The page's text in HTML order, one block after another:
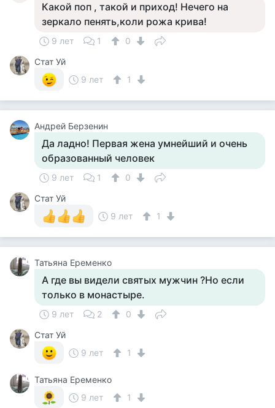
Какой поп , такой и приход! Нечего на
зеркало пенять,коли рожа крива!
9 лет 1
0
Стат Уй
9 лет
1
Андрей Берзенин
Да ладно! Первая жена умнейший и очень
образованный человек
9 лет 1
0
Стат Уй
9 лет
1
Татьяна Еременко
А где вы видели святых мужчин ?Но если
только в монастыре.
9 лет 2
0
Стат Уй
9 лет
1
Татьяна Еременко
9 лет
1